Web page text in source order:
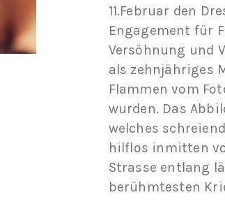
11.Februar den
Engagement für
Versöhnung und
als zehnjähriges
Flammen vom
wurden. Das
welches
hilflos inmitten
Strasse entlang
berühmtesten